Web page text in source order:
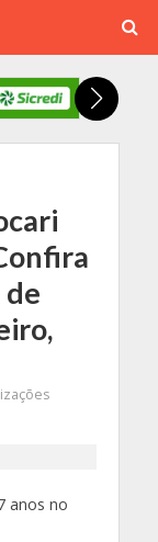
anos no